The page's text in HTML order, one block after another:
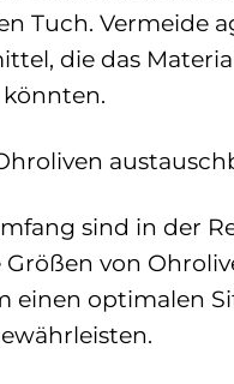
Tuch. Vermeide
die das
sind in der
von
einen optimalen